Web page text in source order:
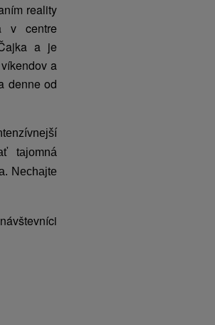
reality
v centre
a je
a
denne od
tajomná
Nechajte